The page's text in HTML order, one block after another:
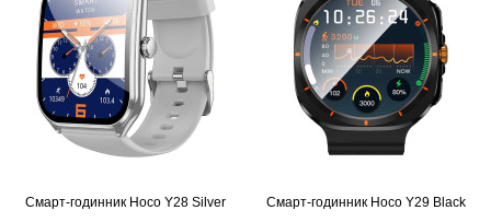
Смарт-годинник Hoco Y28 Silver
Смарт-годинник Hoco Y29 Black